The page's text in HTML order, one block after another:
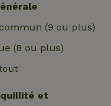
(9 ou plus)
(8 ou plus)
et